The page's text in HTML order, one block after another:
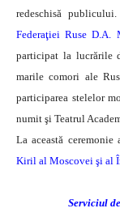
redeschisă publicului.
Federaţiei Ruse D.A.
participat la lucrările
marile comori ale
participarea stelelor
numit şi Teatrul
La această
Kiril al Moscovei şi al
Serviciul